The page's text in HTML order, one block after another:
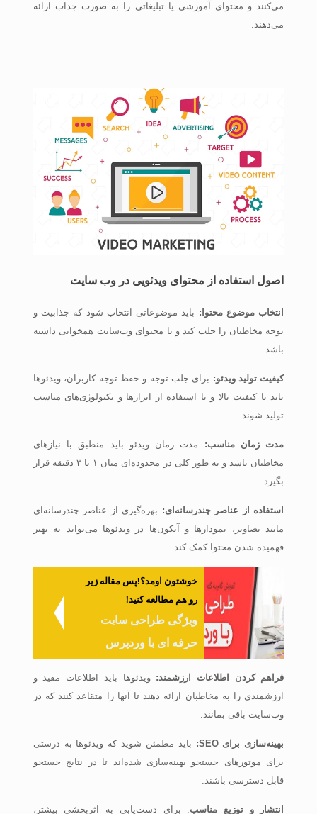
می‌کنند و محتوای آموزشی یا تبلیغاتی را به صورت جذاب ارائه
می‌دهند.
اصول استفاده از محتوای ویدئویی در وب سایت
انتخاب موضوع محتوا: باید موضوعاتی انتخاب شود که جذابیت و
توجه مخاطبان را جلب کند و با محتوای وب‌سایت همخوانی داشته
باشد.
کیفیت تولید ویدئو: برای جلب توجه و حفظ توجه کاربران، ویدئوها
باید با کیفیت بالا و با استفاده از ابزارها و تکنولوژی‌های مناسب
تولید شوند.
مدت زمان مناسب: مدت زمان ویدئو باید منطبق با نیازهای
مخاطبان باشد و به طور کلی در محدوده‌ای میان ۱ تا ۳ دقیقه قرار
بگیرد.
استفاده از عناصر چندرسانه‌ای: بهره‌گیری از عناصر چندرسانه‌ای
مانند تصاویر، نمودارها و آیکون‌ها در ویدئوها می‌تواند به بهتر
فهمیده شدن محتوا کمک کند.
خوشتون اومد؟!پس مقاله زیر
رو هم مطالعه کنید!
ویژگی طراحی سایت
حرفه ای با وردپرس
فراهم کردن اطلاعات ارزشمند: ویدئوها باید اطلاعات مفید و
ارزشمندی را به مخاطبان ارائه دهند تا آنها را متقاعد کنند که در
وب‌سایت باقی بمانند.
بهینه‌سازی برایSEO
: باید مطمئن شوید که ویدئوها به درستی
برای موتورهای جستجو بهینه‌سازی شده‌اند تا در نتایج جستجو
قابل دسترسی باشند.
انتشار و توزیع مناسب: برای دست‌یابی به اثربخشی بیشتر،